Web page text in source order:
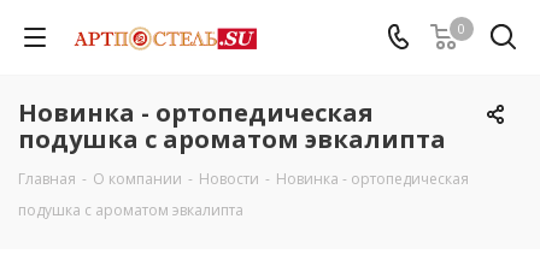
0
Новинка - ортопедическая
подушка с ароматом эвкалипта
Главная - О компании - Новости - Новинка - ортопедическая
подушка с ароматом эвкалипта